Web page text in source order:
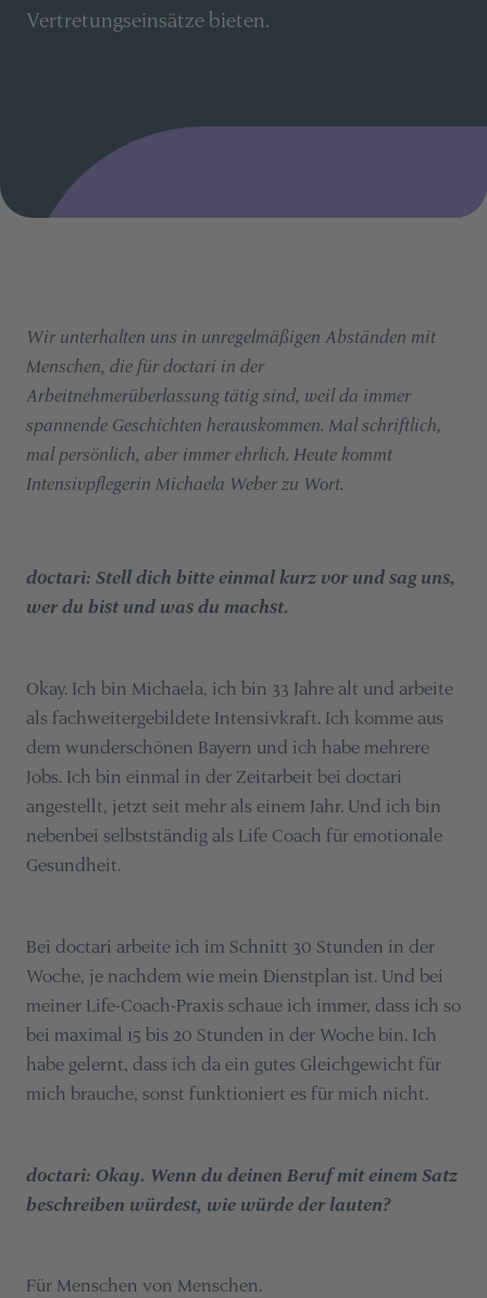
Vertretungseinsätze bieten.
Wir unterhalten uns in unregelmäßigen Abständen mit
Menschen, die für doctari in der
Arbeitnehmerüberlassung tätig sind, weil da immer
spannende Geschichten herauskommen. Mal schriftlich,
mal persönlich, aber immer ehrlich. Heute kommt
Intensivpflegerin Michaela Weber zu Wort.
doctari: Stell dich bitte einmal kurz vor und sag uns,
wer du bist und was du machst.
Okay. Ich bin Michaela, ich bin 33 Jahre alt und arbeite
als fachweitergebildete Intensivkraft. Ich komme aus
dem wunderschönen Bayern und ich habe mehrere
Jobs. Ich bin einmal in der Zeitarbeit bei doctari
angestellt, jetzt seit mehr als einem Jahr. Und ich bin
nebenbei selbstständig als Life Coach für emotionale
Gesundheit.
Bei doctari arbeite ich im Schnitt 30 Stunden in der
Woche, je nachdem wie mein Dienstplan ist. Und bei
meiner Life-Coach-Praxis schaue ich immer, dass ich so
bei maximal 15 bis 20 Stunden in der Woche bin. Ich
habe gelernt, dass ich da ein gutes Gleichgewicht für
mich brauche, sonst funktioniert es für mich nicht.
doctari: Okay. Wenn du deinen Beruf mit einem Satz
beschreiben würdest, wie würde der lauten?
Für Menschen von Menschen.